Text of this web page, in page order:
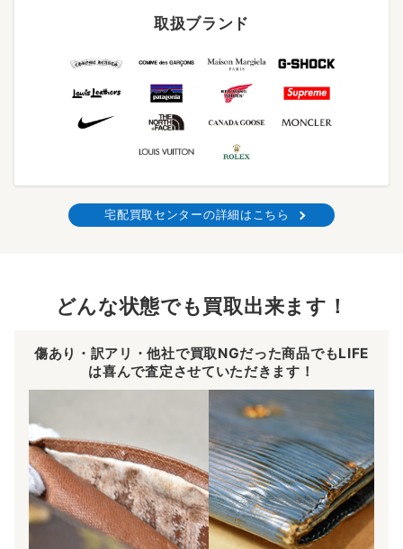
取扱ブランド
宅配買取センターの詳細はこちら
どんな状態でも買取出来ます！
傷あり・訳アリ・他社で買取NGだった商品でもLIFE
は喜んで査定させていただきます！